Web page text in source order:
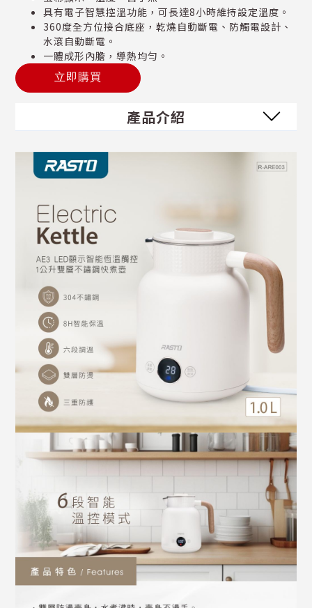
具有電子智慧控溫功能，可長達8小時維持設定溫度。
360度全方位接合底座，乾燒自動斷電、防觸電設計、
水滾自動斷電。
一體成形內膽，導熱均勻。
立即購買
產品介紹